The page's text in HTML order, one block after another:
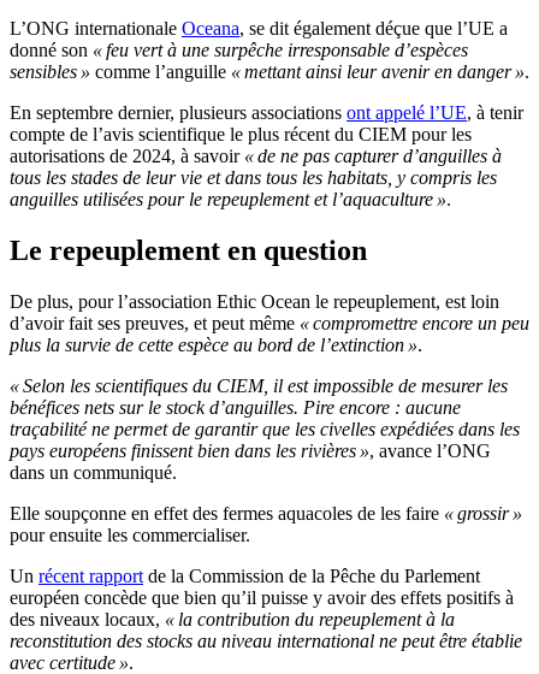
L’ONG internationale Oceana, se dit également déçue que l’UE a
donné son « feu vert à une surpêche irresponsable d’espèces
sensibles » comme l’anguille « mettant ainsi leur avenir en danger ».
En septembre dernier, plusieurs associations ont appelé l’UE, à tenir
compte de l’avis scientifique le plus récent du CIEM pour les
autorisations de 2024, à savoir « de ne pas capturer d’anguilles à
tous les stades de leur vie et dans tous les habitats, y compris les
anguilles utilisées pour le repeuplement et l’aquaculture ».
Le repeuplement en question
De plus, pour l’association Ethic Ocean le repeuplement, est loin
d’avoir fait ses preuves, et peut même « compromettre encore un peu
plus la survie de cette espèce au bord de l’extinction ».
« Selon les scientifiques du CIEM, il est impossible de mesurer les
bénéfices nets sur le stock d’anguilles. Pire encore : aucune
traçabilité ne permet de garantir que les civelles expédiées dans les
pays européens finissent bien dans les rivières », avance l’ONG
dans un communiqué.
Elle soupçonne en effet des fermes aquacoles de les faire « grossir »
pour ensuite les commercialiser.
Un récent rapport de la Commission de la Pêche du Parlement
européen concède que bien qu’il puisse y avoir des effets positifs à
des niveaux locaux, « la contribution du repeuplement à la
reconstitution des stocks au niveau international ne peut être établie
avec certitude ».